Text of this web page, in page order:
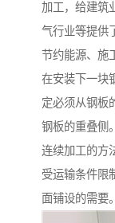
加工，给建筑
气行业等提供
节约能源、施
在安装下一块
定必须从钢板
钢板的重叠侧
连续加工的方
受运输条件限
面铺设的需要。